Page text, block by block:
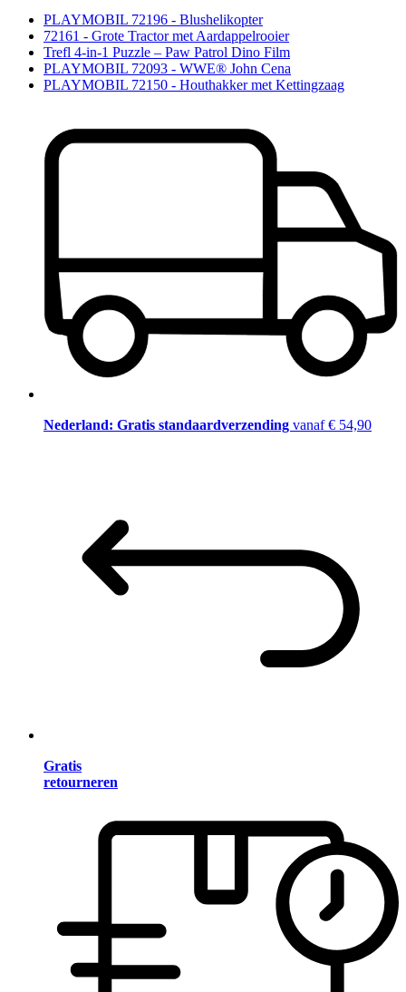
PLAYMOBIL 72196 - Blushelikopter
72161 - Grote Tractor met Aardappelrooier
Trefl 4-in-1 Puzzle – Paw Patrol Dino Film
PLAYMOBIL 72093 - WWE® John Cena
PLAYMOBIL 72150 - Houthakker met Kettingzaag
Nederland: Gratis standaardverzending vanaf € 54,90
Gratis
retourneren